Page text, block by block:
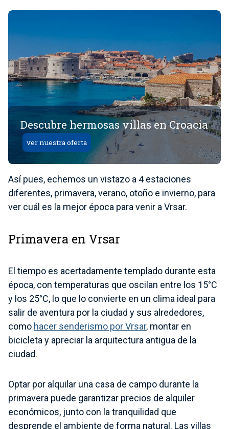
Descubre hermosas villas en Croacia
ver nuestra oferta
Así pues, echemos un vistazo a 4 estaciones
diferentes, primavera, verano, otoño e invierno, para
ver cuál es la mejor época para venir a Vrsar.
Primavera en Vrsar
El tiempo es acertadamente templado durante esta
época, con temperaturas que oscilan entre los 15°C
y los 25°C, lo que lo convierte en un clima ideal para
salir de aventura por la ciudad y sus alrededores,
como hacer senderismo por Vrsar, montar en
bicicleta y apreciar la arquitectura antigua de la
ciudad.
Optar por alquilar una casa de campo durante la
primavera puede garantizar precios de alquiler
económicos, junto con la tranquilidad que
desprende el ambiente de forma natural. Las villas